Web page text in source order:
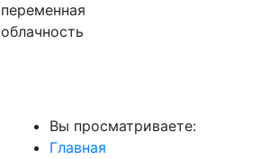
переменная
облачность
Вы просматриваете:
Главная